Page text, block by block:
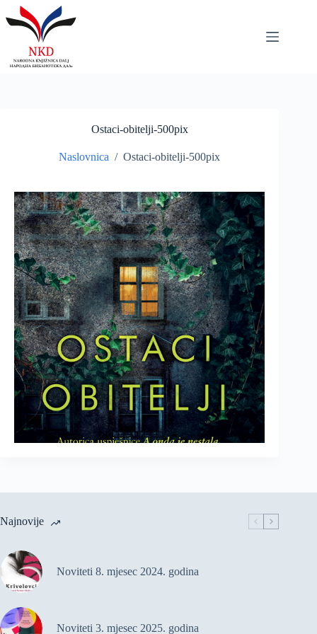
to
content
Ostaci-obitelji-500pix
Naslovnica / Ostaci-obitelji-500pix
Najnovije
Noviteti 8. mjesec 2024. godina
Noviteti 3. mjesec 2025. godina